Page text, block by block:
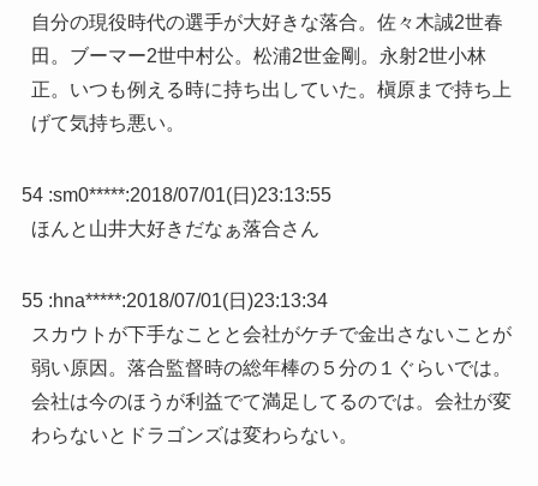
自分の現役時代の選手が大好きな落合。佐々木誠2世春
田。ブーマー2世中村公。松浦2世金剛。永射2世小林
正。いつも例える時に持ち出していた。槇原まで持ち上
げて気持ち悪い。
54 :sm0*****:2018/07/01(日)23:13:55
ほんと山井大好きだなぁ落合さん
55 :hna*****:2018/07/01(日)23:13:34
スカウトが下手なことと会社がケチで金出さないことが
弱い原因。落合監督時の総年棒の５分の１ぐらいでは。
会社は今のほうが利益でて満足してるのでは。会社が変
わらないとドラゴンズは変わらない。